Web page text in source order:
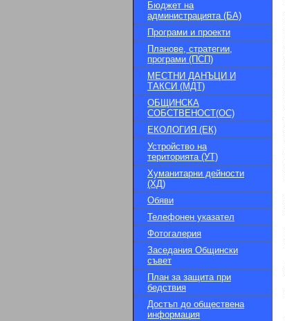
Бюджет на
администрацията (БА)
Програми и проекти
Планове, стратегии,
програми (ПСП)
МЕСТНИ ДАНЪЦИ И
ТАКСИ (МДТ)
ОБЩИНСКА
СОБСТВЕНОСТ(ОС)
ЕКОЛОГИЯ (ЕК)
Устройство на
територията (УТ)
Хуманитарни дейности
(ХД)
Обяви
Телефонен указател
Фотогалерия
Заседания Общински
съвет
План за защита при
бедствия
Достъп до обществена
информация